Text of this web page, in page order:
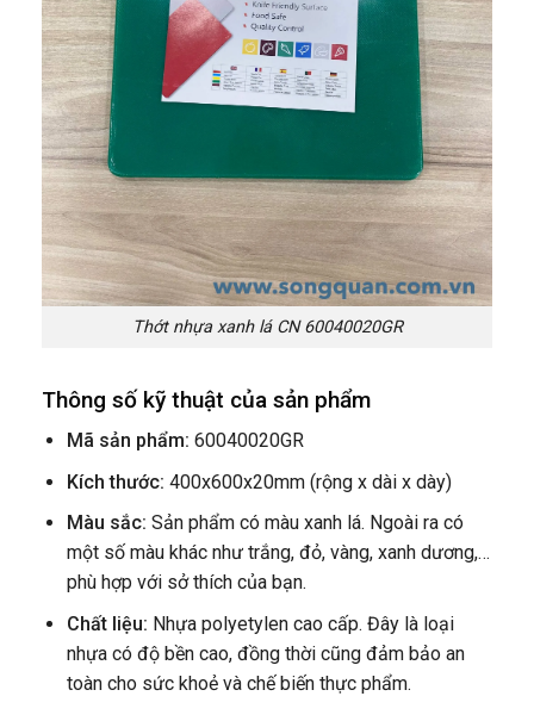
Thớt nhựa xanh lá CN 60040020GR
Thông số kỹ thuật của sản phẩm
Mã sản phẩm: 60040020GR
Kích thước: 400x600x20mm (rộng x dài x dày)
Màu sắc: Sản phẩm có màu xanh lá. Ngoài ra có
một số màu khác như trắng, đỏ, vàng, xanh dương,…
phù hợp với sở thích của bạn.
Chất liệu: Nhựa polyetylen cao cấp. Đây là loại
nhựa có độ bền cao, đồng thời cũng đảm bảo an
toàn cho sức khoẻ và chế biến thực phẩm.